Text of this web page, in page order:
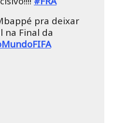
pra deixar
na Final da